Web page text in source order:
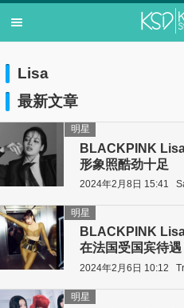
Lisa
最新文章
BLACKPINK
形象照酷劲十足
明星
2024年2月8日 15:41
BLACKPINK
在法国受国宾待
明星
2024年2月6日 10:12
明星